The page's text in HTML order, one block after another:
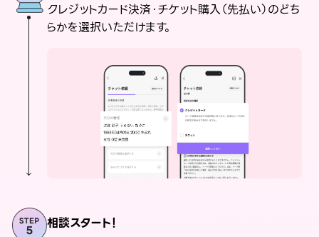
クレジットカード決済・チケット購入（先払い）のどち
らかを選択いただけます。
相談スタート！